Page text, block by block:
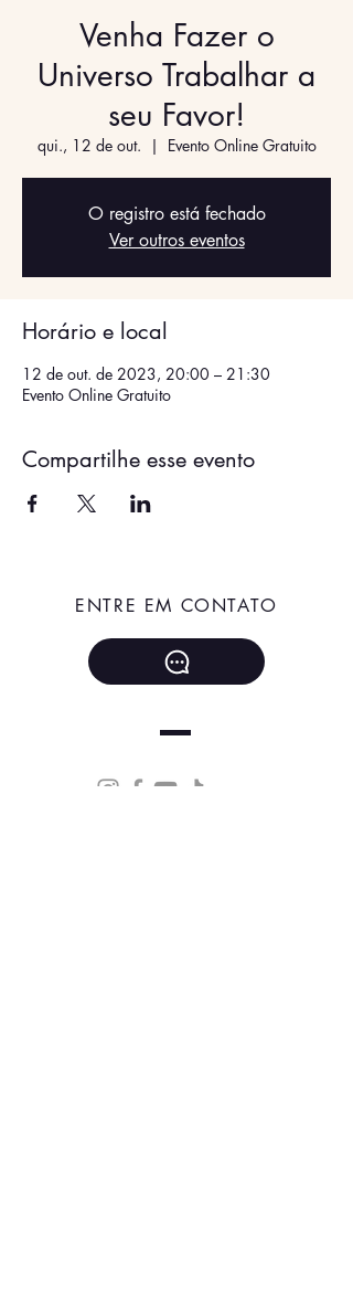
Venha Fazer o
Universo Trabalhar a
seu Favor!
qui., 12 de out.
  |
Evento Online Gratuito
O registro está fechado
Ver outros eventos
Horário e local
12 de out. de 2023, 20:00 – 21:30
Evento Online Gratuito
Compartilhe esse evento
ENTRE EM CONTATO